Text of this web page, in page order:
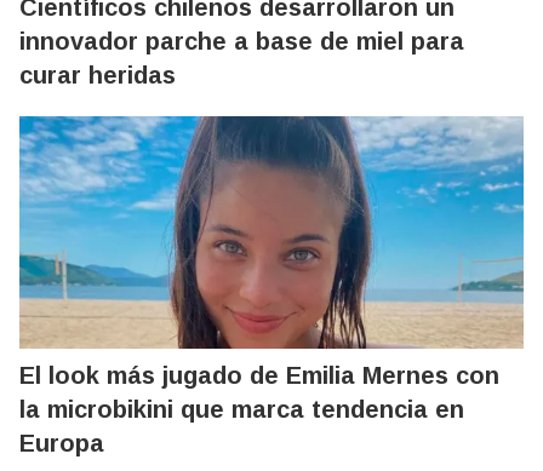
Científicos chilenos desarrollaron un
innovador parche a base de miel para
curar heridas
El look más jugado de Emilia Mernes con
la microbikini que marca tendencia en
Europa